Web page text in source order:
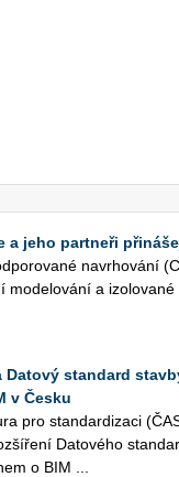
a jeho partneři
na­vr­ho­vá­ní
mo­de­lo­vá­ní a
Datový standard
v Česku
pro stan­dar­di­za­ci
Da­to­vé­ho
o BIM ...